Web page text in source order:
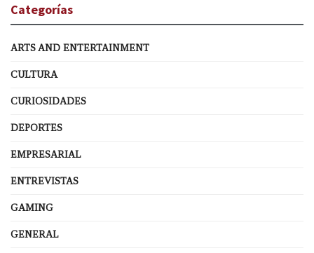
Categorías
ARTS AND ENTERTAINMENT
CULTURA
CURIOSIDADES
DEPORTES
EMPRESARIAL
ENTREVISTAS
GAMING
GENERAL